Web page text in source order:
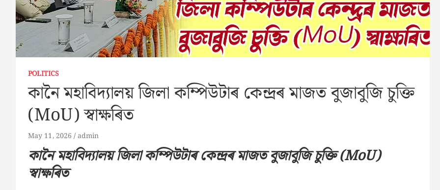
POLITICS
কানৈ মহাবিদ্যালয় জিলা কম্পিউটাৰ কেন্দ্ৰৰ মাজত বুজাবুজি চুক্তি
(MoU) স্বাক্ষৰিত
May 11, 2026 admin
কানৈ মহাবিদ্যালয় জিলা কম্পিউটাৰ কেন্দ্ৰৰ মাজত বুজাবুজি চুক্তি (MoU)
স্বাক্ষৰিত